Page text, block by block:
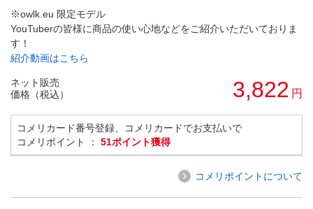
※owlk.eu 限定モデル
YouTuberの皆様に商品の使い心地などをご紹介いただいておりま
す！
紹介動画はこちら
ネット販売
価格（税込）
3,822 円
コメリカード番号登録、コメリカードでお支払いで
コメリポイント ： 51ポイント獲得
コメリポイントについて